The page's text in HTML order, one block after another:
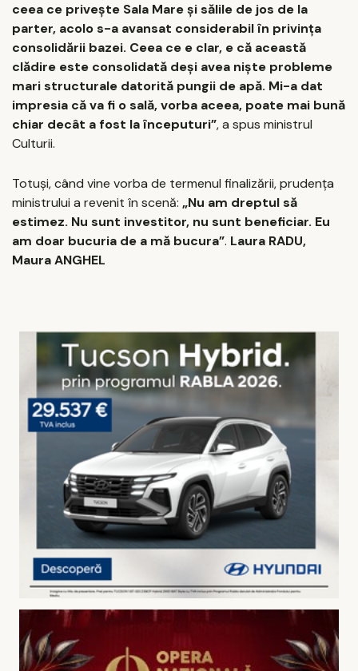
ceea ce priveşte Sala Mare şi sălile de jos de la
parter, acolo s-a avansat considerabil în privinţa
consolidării bazei. Ceea ce e clar, e că această
clădire este consolidată deşi avea nişte probleme
mari structurale datorită pungii de apă. Mi-a dat
impresia că va fi o sală, vorba aceea, poate mai bună
chiar decât a fost la începuturi”, a spus ministrul
Culturii.
Totuşi, când vine vorba de termenul finalizării, prudenţa
ministrului a revenit în scenă: „Nu am dreptul să
estimez. Nu sunt investitor, nu sunt beneficiar. Eu
am doar bucuria de a mă bucura”. Laura RADU,
Maura ANGHEL